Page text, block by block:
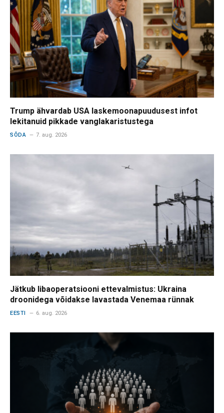
Trump ähvardab USA laskemoonapuudusest infot
lekitanuid pikkade vanglakaristustega
SÕDA 7. aug. 2026
Jätkub libaoperatsiooni ettevalmistus: Ukraina
droonidega võidakse lavastada Venemaa rünnak
EESTI 6. aug. 2026